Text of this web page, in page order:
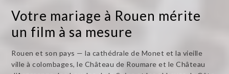
Votre mariage à Rouen mérite
un film à sa mesure
Rouen et son pays — la cathédrale de Monet et la vieille
ville à colombages, le Château de Roumare et le Château